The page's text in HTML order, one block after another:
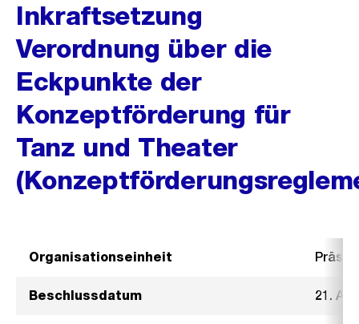
Inkraftsetzung
Verordnung über die
Eckpunkte der
Konzeptförderung für
Tanz und Theater
Organisationseinheit
Beschlussdatum 21.